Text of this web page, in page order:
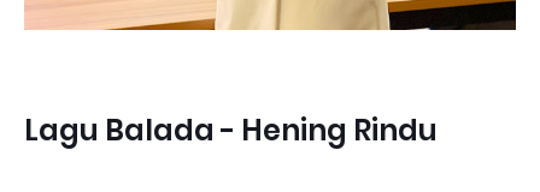
Lagu Balada - Hening Rindu